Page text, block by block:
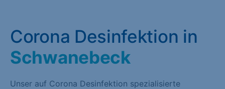
Corona Desinfektion in
Schwanebeck
Unser auf Corona Desinfektion spezialisierte